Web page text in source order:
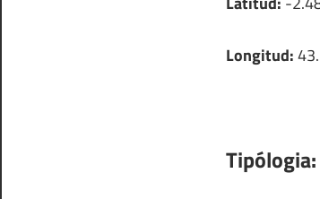
Longitud:
Tipólogia: